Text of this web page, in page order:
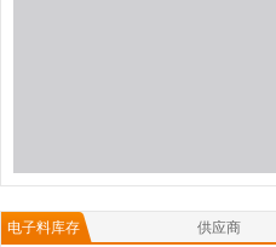
电子料库存 供应商